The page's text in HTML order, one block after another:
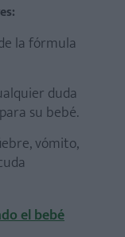
la fórmula
duda
su bebé.
vómito,
el bebé